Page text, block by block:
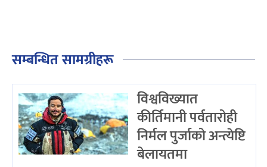
सम्बन्धित सामग्रीहरू
विश्वविख्यात
कीर्तिमानी पर्वतारोही
निर्मल पुर्जाको अन्त्येष्टि
बेलायतमा